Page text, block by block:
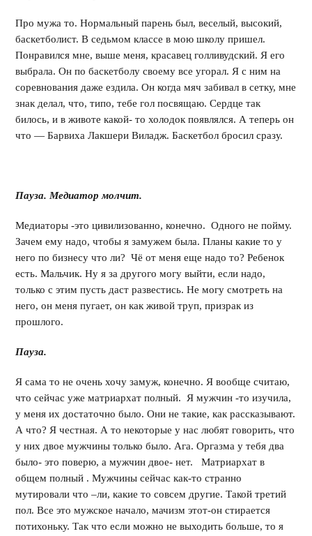
Про мужа то. Нормальный парень был, веселый, высокий,
баскетболист. В седьмом классе в мою школу пришел.
Понравился мне, выше меня, красавец голливудский. Я его
выбрала. Он по баскетболу своему все угорал. Я с ним на
соревнования даже ездила. Он когда мяч забивал в сетку, мне
знак делал, что, типо, тебе гол посвящаю. Сердце так
билось, и в животе какой- то холодок появлялся. А теперь он
что — Барвиха Лакшери Виладж. Баскетбол бросил сразу.
Пауза. Медиатор молчит.
Медиаторы -это цивилизованно, конечно. Одного не пойму.
Зачем ему надо, чтобы я замужем была. Планы какие то у
него по бизнесу что ли? Чё от меня еще надо то? Ребенок
есть. Мальчик. Ну я за другого могу выйти, если надо,
только с этим пусть даст развестись. Не могу смотреть на
него, он меня пугает, он как живой труп, призрак из
прошлого.
Пауза.
Я сама то не очень хочу замуж, конечно. Я вообще считаю,
что сейчас уже матриархат полный. Я мужчин -то изучила,
у меня их достаточно было. Они не такие, как рассказывают.
А что? Я честная. А то некоторые у нас любят говорить, что
у них двое мужчины только было. Ага. Оргазма у тебя два
было- это поверю, а мужчин двое- нет. Матриархат в
общем полный . Мужчины сейчас как-то странно
мутировали что –ли, какие то совсем другие. Такой третий
пол. Все это мужское начало, мачизм этот-он стирается
потихоньку. Так что если можно не выходить больше, то я